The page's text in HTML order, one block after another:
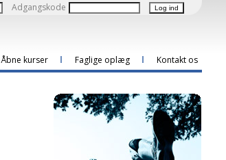
Adgangskode
Åbne kurser Faglige oplæg Kontakt os